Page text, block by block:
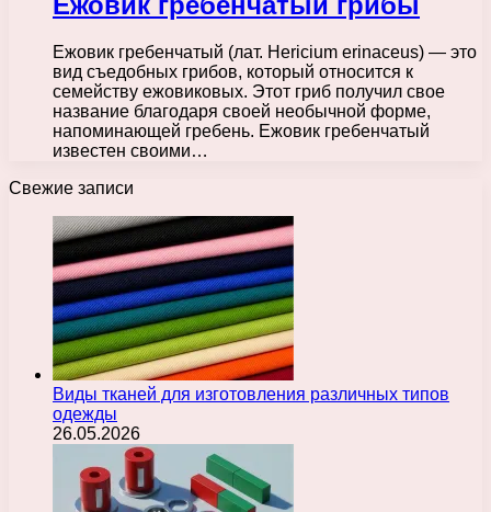
Ежовик гребенчатый (лат. Hericium erinaceus) — это
вид съедобных грибов, который относится к
семейству ежовиковых. Этот гриб получил свое
название благодаря своей необычной форме,
напоминающей гребень. Ежовик гребенчатый
известен своими…
Свежие записи
Виды тканей для изготовления различных типов
одежды
26.05.2026